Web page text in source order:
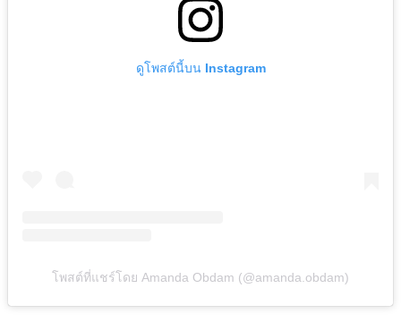
ดูโพสต์นี้บน Instagram
โพสต์ที่แชร์โดย Amanda Obdam (@amanda.obdam)